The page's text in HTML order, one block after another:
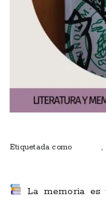
Etiquetada como
,
La memoria